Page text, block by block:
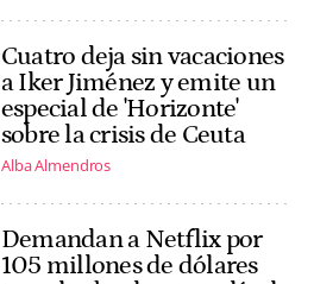
Cuatro deja sin vacaciones
a Iker Jiménez y emite un
especial de 'Horizonte'
sobre la crisis de Ceuta
Alba Almendros
Demandan a Netflix por
105 millones de dólares